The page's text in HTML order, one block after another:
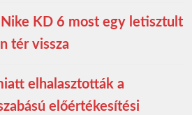
KD 6 most egy letisztult
tér vissza
elhalasztották a
előértékesítési